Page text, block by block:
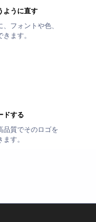
ように直す
フォントや色、
ます。
ドする
品質でそのロゴを
す。